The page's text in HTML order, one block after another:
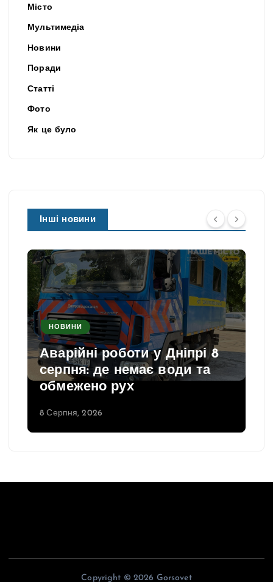
Місто
Мультимедіа
Новини
Поради
Статті
Фото
Як це було
Інші новини
НОВИНИ
Аварійні роботи у Дніпрі 8
серпня: де немає води та
обмежено рух
8 Серпня, 2026
Copyright © 2026 Gorsovet